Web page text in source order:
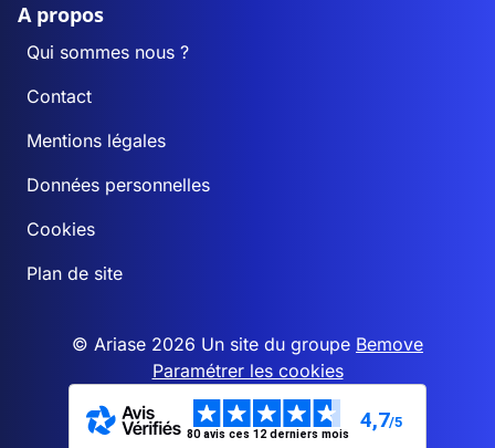
A propos
Qui sommes nous ?
Contact
Mentions légales
Données personnelles
Cookies
Plan de site
© Ariase 2026 Un site du groupe Bemove
Paramétrer les cookies
80 avis ces 12 derniers mois
4,7/5